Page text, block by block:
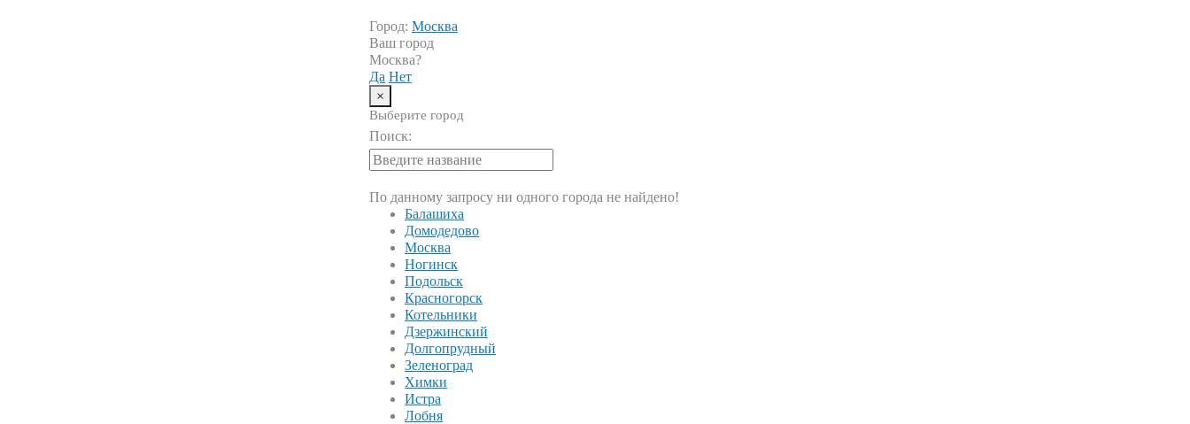
Город: Москва
Ваш город
Москва?
Да Нет
×
Выберите город
Поиск:
По данному запросу ни одного города не найдено!
Балашиха
Домодедово
Москва
Ногинск
Подольск
Красногорск
Котельники
Дзержинский
Долгопрудный
Зеленоград
Химки
Истра
Лобня